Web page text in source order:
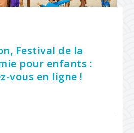
Festival de la
pour enfants :
vous en ligne !